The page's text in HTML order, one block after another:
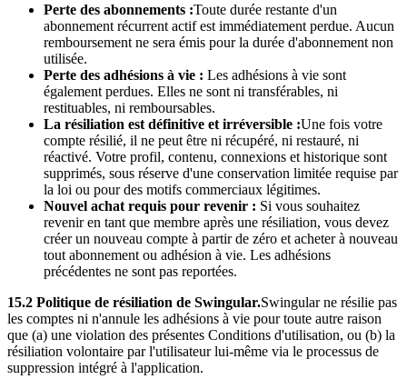
Perte des abonnements :Toute durée restante d'un
abonnement récurrent actif est immédiatement perdue. Aucun
remboursement ne sera émis pour la durée d'abonnement non
utilisée.
Perte des adhésions à vie : Les adhésions à vie sont
également perdues. Elles ne sont ni transférables, ni
restituables, ni remboursables.
La résiliation est définitive et irréversible :Une fois votre
compte résilié, il ne peut être ni récupéré, ni restauré, ni
réactivé. Votre profil, contenu, connexions et historique sont
supprimés, sous réserve d'une conservation limitée requise par
la loi ou pour des motifs commerciaux légitimes.
Nouvel achat requis pour revenir : Si vous souhaitez
revenir en tant que membre après une résiliation, vous devez
créer un nouveau compte à partir de zéro et acheter à nouveau
tout abonnement ou adhésion à vie. Les adhésions
précédentes ne sont pas reportées.
15.2 Politique de résiliation de Swingular.Swingular ne résilie pas
les comptes ni n'annule les adhésions à vie pour toute autre raison
que (a) une violation des présentes Conditions d'utilisation, ou (b) la
résiliation volontaire par l'utilisateur lui-même via le processus de
suppression intégré à l'application.